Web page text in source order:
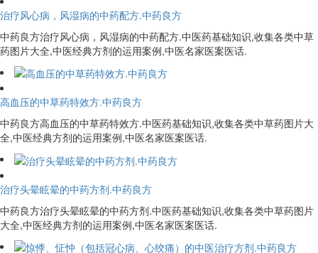
治疗风心病，风湿病的中药配方.中药良方
中药良方治疗风心病，风湿病的中药配方.中医药基础知识,收集各类中草
药图片大全,中医经典方剂的运用案例,中医名家医案医话.
高血压的中草药特效方.中药良方
中药良方高血压的中草药特效方.中医药基础知识,收集各类中草药图片大
全,中医经典方剂的运用案例,中医名家医案医话.
治疗头晕眩晕的中药方剂.中药良方
中药良方治疗头晕眩晕的中药方剂.中医药基础知识,收集各类中草药图片
大全,中医经典方剂的运用案例,中医名家医案医话.